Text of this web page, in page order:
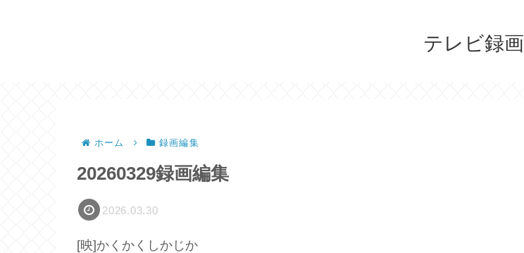
テレビ録画
ホーム 録画編集
20260329録画編集
2026.03.30
[映]かくかくしかじか